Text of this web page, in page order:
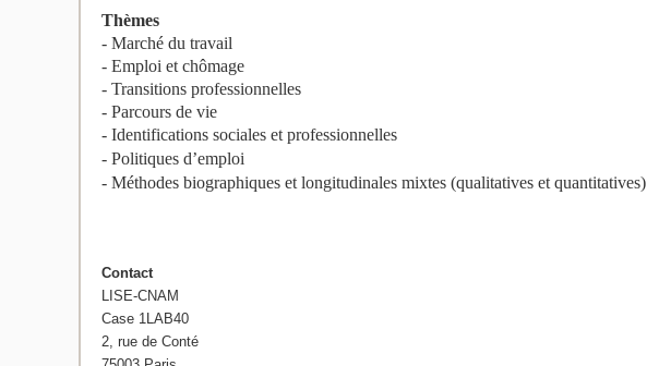
Thèmes
- Marché du travail
- Emploi et chômage
- Transitions professionnelles
- Parcours de vie
- Identifications sociales et professionnelles
- Politiques d’emploi
- Méthodes biographiques et longitudinales mixtes (qualitatives et quantitatives)
Contact
LISE-CNAM
Case 1LAB40
2, rue de Conté